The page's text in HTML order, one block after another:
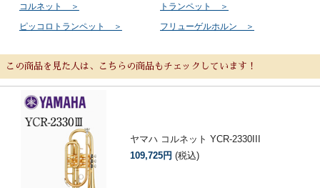
コルネット ＞
トランペット ＞
ピッコロトランペット ＞
フリューゲルホルン ＞
この商品を見た人は、こちらの商品もチェックしています！
ヤマハ コルネット YCR-2330III
109,725円 (税込)